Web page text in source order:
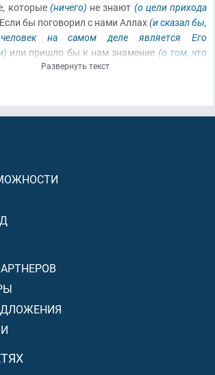
которые (ничего) не знают (о цели прихода
бы поговорил с нами Аллах(и сказал бы,
на самом деле является Его
или пришло бы к нам знамение (о том, что
посланник Аллаха)
Развернуть текст